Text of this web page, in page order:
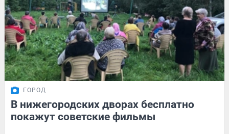
ГОРОД
В нижегородских дворах бесплатно
покажут советские фильмы